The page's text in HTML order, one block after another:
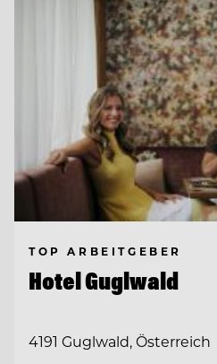
TOP ARBEITGEBER
Hotel Guglwald
4191 Guglwald, Österreich